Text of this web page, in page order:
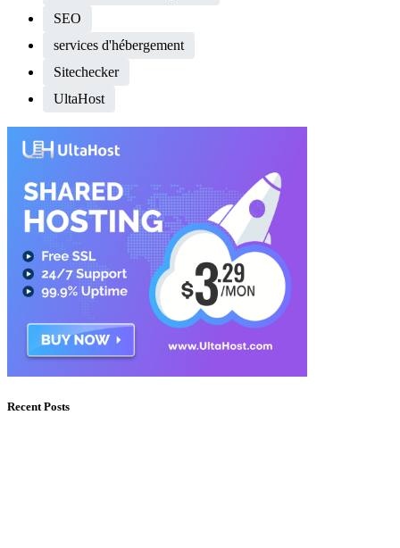
SEO
services d'hébergement
Sitechecker
UltaHost
Recent Posts